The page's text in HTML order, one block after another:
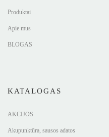
Produktai
Apie mus
BLOGAS
KATALOGAS
AKCIJOS
Akupunktūra, sausos adatos